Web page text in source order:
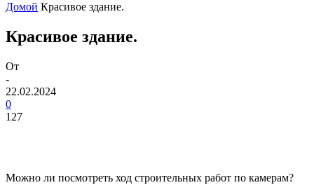
Домой Красивое здание.
Красивое здание.
От
-
22.02.2024
0
127
Можно ли посмотреть ход строительных работ по камерам?